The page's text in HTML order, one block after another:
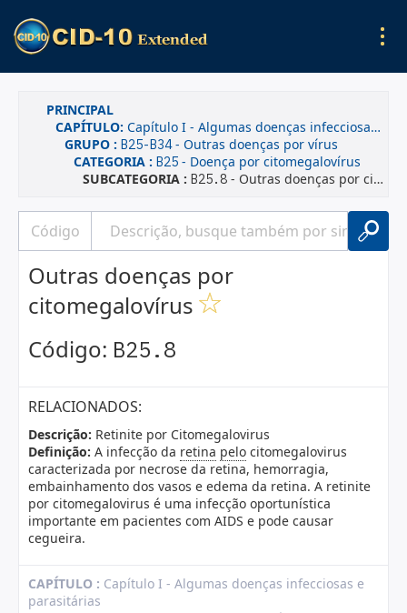
PRINCIPAL
CAPÍTULO: Capítulo I - Algumas doenças infecciosas e parasitárias
GRUPO : B25-B34- Outras doenças por vírus
CATEGORIA : B25 - Doença por citomegalovírus
SUBCATEGORIA : B25.8 - Outras doenças por citomegalovírus
Outras doenças por
citomegalovírus
Código: B25.8
RELACIONADOS:
Descrição: Retinite por Citomegalovirus
Definição: A infecção da retina pelo citomegalovirus
caracterizada por necrose da retina, hemorragia,
embainhamento dos vasos e edema da retina. A retinite
por citomegalovirus é uma infecção oportunística
importante em pacientes com AIDS e pode causar
cegueira.
CAPÍTULO : Capítulo I - Algumas doenças infecciosas e
parasitárias